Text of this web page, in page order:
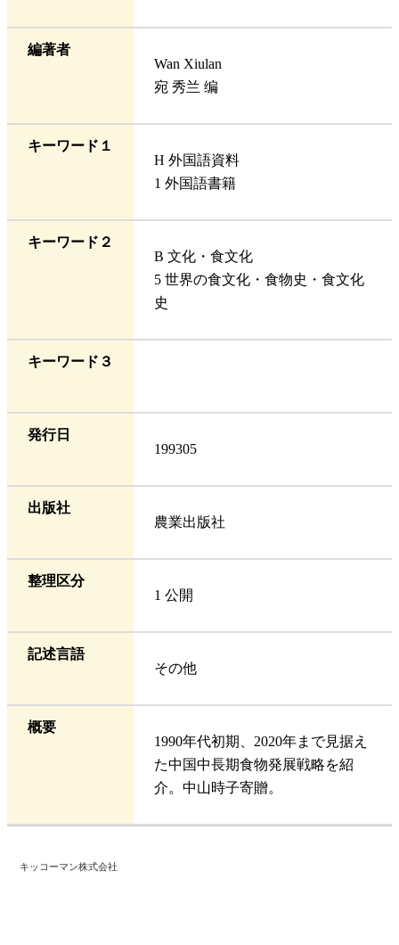
編著者
Wan Xiulan
宛 秀兰 编
キーワード１
H 外国語資料
1 外国語書籍
キーワード２
B 文化・食文化
5 世界の食文化・食物史・食文化
史
キーワード３
発行日
199305
出版社
農業出版社
整理区分
1 公開
記述言語
その他
概要
1990年代初期、2020年まで見据え
た中国中長期食物発展戦略を紹
介。中山時子寄贈。
キッコーマン株式会社